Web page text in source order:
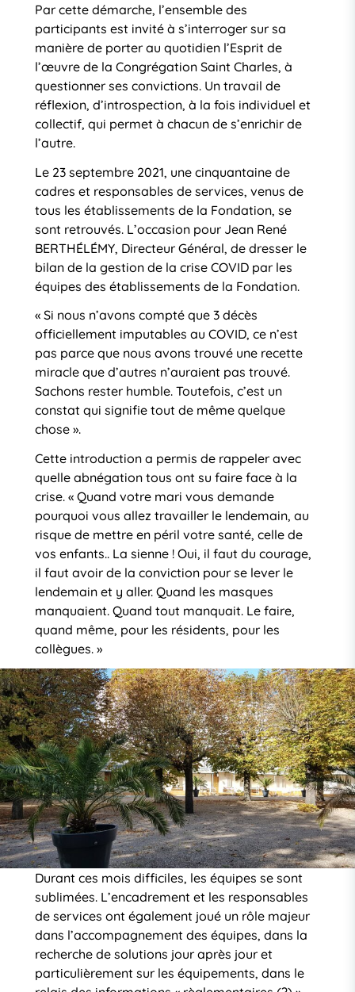
Par cette démarche, l’ensemble des
participants est invité à s’interroger sur sa
manière de porter au quotidien l’Esprit de
l’œuvre de la Congrégation Saint Charles, à
questionner ses convictions. Un travail de
réflexion, d’introspection, à la fois individuel et
collectif, qui permet à chacun de s’enrichir de
l’autre.
Le 23 septembre 2021, une cinquantaine de
cadres et responsables de services, venus de
tous les établissements de la Fondation, se
sont retrouvés. L’occasion pour Jean René
BERTHÉLÉMY, Directeur Général, de dresser le
bilan de la gestion de la crise COVID par les
équipes des établissements de la Fondation.
« Si nous n’avons compté que 3 décès
officiellement imputables au COVID, ce n’est
pas parce que nous avons trouvé une recette
miracle que d’autres n’auraient pas trouvé.
Sachons rester humble. Toutefois, c’est un
constat qui signifie tout de même quelque
chose ».
Cette introduction a permis de rappeler avec
quelle abnégation tous ont su faire face à la
crise. « Quand votre mari vous demande
pourquoi vous allez travailler le lendemain, au
risque de mettre en péril votre santé, celle de
vos enfants.. La sienne ! Oui, il faut du courage,
il faut avoir de la conviction pour se lever le
lendemain et y aller. Quand les masques
manquaient. Quand tout manquait. Le faire,
quand même, pour les résidents, pour les
collègues. »
Durant ces mois difficiles, les équipes se sont
sublimées. L’encadrement et les responsables
de services ont également joué un rôle majeur
dans l’accompagnement des équipes, dans la
recherche de solutions jour après jour et
particulièrement sur les équipements, dans le